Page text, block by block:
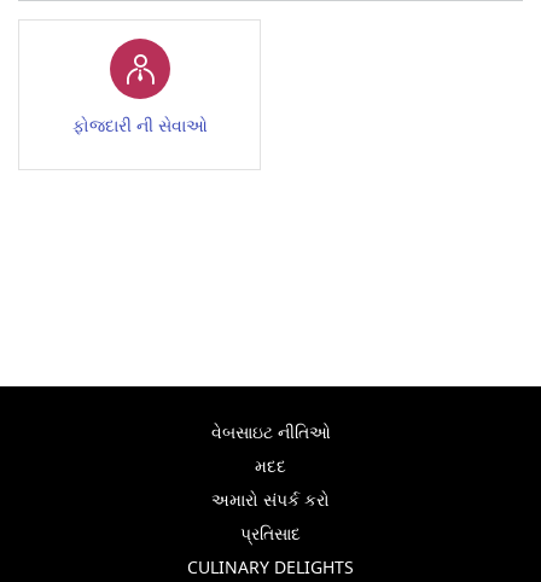
ફોજદારી ની સેવાઓ
વેબસાઇટ નીતિઓ
મદદ
અમારો સંપર્ક કરો
પ્રતિસાદ
CULINARY DELIGHTS